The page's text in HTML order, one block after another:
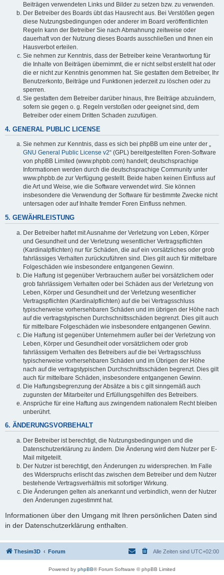
Beiträgen verwendeten Links und Bilder zu setzen bzw. zu verwenden.
Der Betreiber des Boards übt das Hausrecht aus. Bei Verstößen gegen
diese Nutzungsbedingungen oder anderer im Board veröffentlichten
Regeln kann der Betreiber Sie nach Abmahnung zeitweise oder
dauerhaft von der Nutzung dieses Boards ausschließen und Ihnen ein
Hausverbot erteilen.
Sie nehmen zur Kenntnis, dass der Betreiber keine Verantwortung für
die Inhalte von Beiträgen übernimmt, die er nicht selbst erstellt hat oder
die er nicht zur Kenntnis genommen hat. Sie gestatten dem Betreiber, Ihr
Benutzerkonto, Beiträge und Funktionen jederzeit zu löschen oder zu
sperren.
Sie gestatten dem Betreiber darüber hinaus, Ihre Beiträge abzuändern,
sofern sie gegen o. g. Regeln verstoßen oder geeignet sind, dem
Betreiber oder einem Dritten Schaden zuzufügen.
4. GENERAL PUBLIC LICENSE
Sie nehmen zur Kenntnis, dass es sich bei phpBB um eine unter der „
GNU General Public License v2“ (GPL) bereitgestellten Foren-Software
von phpBB Limited (www.phpbb.com) handelt; deutschsprachige
Informationen werden durch die deutschsprachige Community unter
www.phpbb.de zur Verfügung gestellt. Beide haben keinen Einfluss auf
die Art und Weise, wie die Software verwendet wird. Sie können
insbesondere die Verwendung der Software für bestimmte Zwecke nicht
untersagen oder auf Inhalte fremder Foren Einfluss nehmen.
5. GEWÄHRLEISTUNG
Der Betreiber haftet mit Ausnahme der Verletzung von Leben, Körper
und Gesundheit und der Verletzung wesentlicher Vertragspflichten
(Kardinalpflichten) nur für Schäden, die auf ein vorsätzliches oder grob
fahrlässiges Verhalten zurückzuführen sind. Dies gilt auch für mittelbare
Folgeschäden wie insbesondere entgangenen Gewinn.
Die Haftung ist gegenüber Verbrauchern außer bei vorsätzlichem oder
grob fahrlässigem Verhalten oder bei Schäden aus der Verletzung von
Leben, Körper und Gesundheit und der Verletzung wesentlicher
Vertragspflichten (Kardinalpflichten) auf die bei Vertragsschluss
typischerweise vorhersehbaren Schäden und im übrigen der Höhe nach
auf die vertragstypischen Durchschnittsschäden begrenzt. Dies gilt auch
für mittelbare Folgeschäden wie insbesondere entgangenen Gewinn.
Die Haftung ist gegenüber Unternehmern außer bei der Verletzung von
Leben, Körper und Gesundheit oder vorsätzlichem oder grob
fahrlässigem Verhalten des Betreibers auf die bei Vertragsschluss
typischerweise vorhersehbaren Schäden und im Übrigen der Höhe
nach auf die vertragstypischen Durchschnittsschäden begrenzt. Dies gilt
auch für mittelbare Schäden, insbesondere entgangenen Gewinn.
Die Haftungsbegrenzung der Absätze a bis c gilt sinngemäß auch
zugunsten der Mitarbeiter und Erfüllungsgehilfen des Betreibers.
Ansprüche für eine Haftung aus zwingendem nationalem Recht bleiben
unberührt.
6. ÄNDERUNGSVORBEHALT
Der Betreiber ist berechtigt, die Nutzungsbedingungen und die
Datenschutzerklärung zu ändern. Die Änderung wird dem Nutzer per E-
Mail mitgeteilt.
Der Nutzer ist berechtigt, den Änderungen zu widersprechen. Im Falle
des Widerspruchs erlischt das zwischen dem Betreiber und dem Nutzer
bestehende Vertragsverhältnis mit sofortiger Wirkung.
Die Änderungen gelten als anerkannt und verbindlich, wenn der Nutzer
den Änderungen zugestimmt hat.
Informationen über den Umgang mit Ihren persönlichen Daten sind
in der Datenschutzerklärung enthalten.
Thesim3D Forum Alle Zeiten sind UTC+02:00
Powered by phpBB® Forum Software © phpBB Limited